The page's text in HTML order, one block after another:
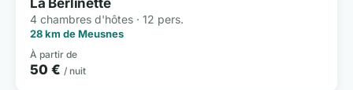
4 chambres d'hôtes · 12 pers.
28 km de Meusnes
À partir de
50 € / nuit